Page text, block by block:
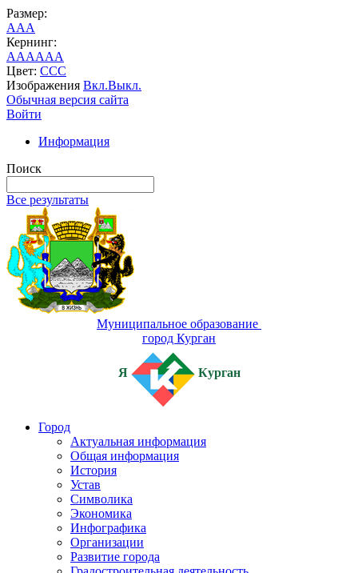
Размер:
AAA
Кернинг:
AAAAAA
Цвет: CCC
Изображения Вкл.Выкл.
Обычная версия сайта
Войти
Информация
Поиск
Все результаты
Муниципальное образование
город Курган
Я Курган
Город
Актуальная информация
Общая информация
История
Устав
Символика
Экономика
Инфографика
Организации
Развитие города